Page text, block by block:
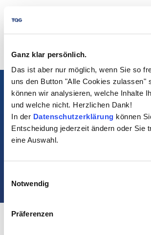
Ganz klar persönlich.
Das ist aber nur möglich, wenn Sie so
uns den Button "Alle Cookies zulassen"
können wir analysieren, welche Inhalte
und welche nicht. Herzlichen Dank!
In der Datenschutzerklärung können
Entscheidung jederzeit ändern oder Sie
eine Auswahl.
Notwendig
Präferenzen
Legal Notice
Privacy Policy
Cookie settings